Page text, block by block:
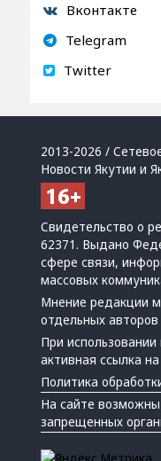
Вконтакте
Telegram
Twitter
2013-2026 /
Новости Якутии и
Свидетельство о
62371. Выдано
сфере связи,
массовых
Мнение редакции
отдельных
При
активная ссылка на
Политика
На сайте
запрещенных